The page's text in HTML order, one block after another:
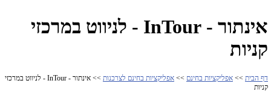
אינתור - InTour - לניווט במרכזי
קניות
דף הבית >> אפליקציות בחינם >> אפליקציות בחינם לצרכנות
>> אינתור - InTour - לניווט במרכזי
קניות